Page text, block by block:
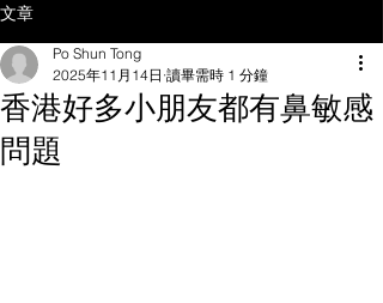
文章
香港好多小朋友都有鼻敏感
問題
Po Shun Tong
2025年11月14日 讀畢需時 1 分鐘